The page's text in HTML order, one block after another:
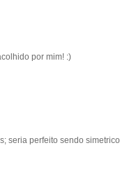
por mim! :)
seria perfeito sendo simetrico